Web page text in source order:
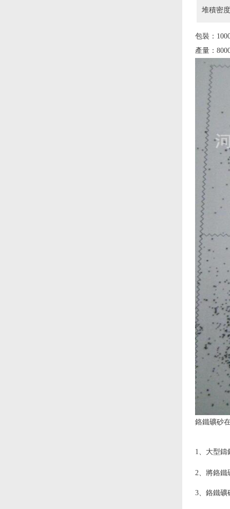
堆積密
包裝：
產量：
鉻鐵礦砂
1、大型鑄
2、將鉻鐵
3、鉻鐵礦